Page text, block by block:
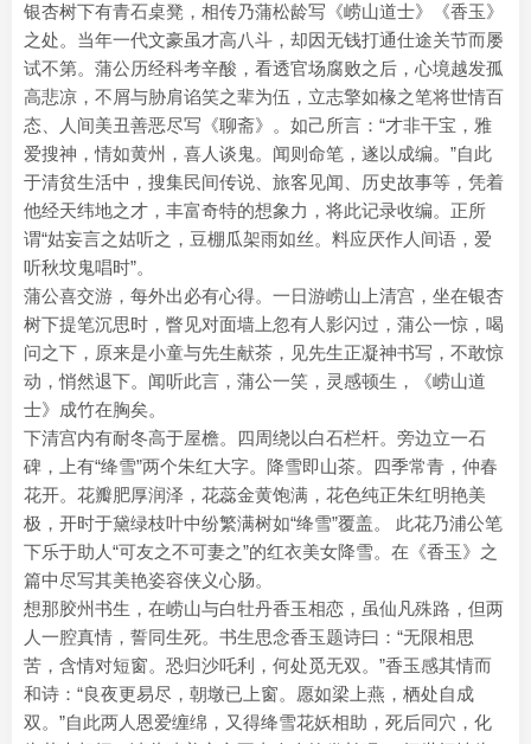
银杏树下有青石桌凳，相传乃蒲松龄写《崂山道士》《香玉》
之处。当年一代文豪虽才高八斗，却因无钱打通仕途关节而屡
试不第。蒲公历经科考辛酸，看透官场腐败之后，心境越发孤
高悲凉，不屑与胁肩谄笑之辈为伍，立志擎如椽之笔将世情百
态、人间美丑善恶尽写《聊斋》。如己所言：“才非干宝，雅
爱搜神，情如黄州，喜人谈鬼。闻则命笔，遂以成编。”自此
于清贫生活中，搜集民间传说、旅客见闻、历史故事等，凭着
他经天纬地之才，丰富奇特的想象力，将此记录收编。正所
谓“姑妄言之姑听之，豆棚瓜架雨如丝。料应厌作人间语，爱
听秋坟鬼唱时”。
蒲公喜交游，每外出必有心得。一日游崂山上清宫，坐在银杏
树下提笔沉思时，瞥见对面墙上忽有人影闪过，蒲公一惊，喝
问之下，原来是小童与先生献茶，见先生正凝神书写，不敢惊
动，悄然退下。闻听此言，蒲公一笑，灵感顿生，《崂山道
士》成竹在胸矣。
下清宫内有耐冬高于屋檐。四周绕以白石栏杆。旁边立一石
碑，上有“绛雪”两个朱红大字。降雪即山茶。四季常青，仲春
花开。花瓣肥厚润泽，花蕊金黄饱满，花色纯正朱红明艳美
极，开时于黛绿枝叶中纷繁满树如“绛雪”覆盖。 此花乃浦公笔
下乐于助人“可友之不可妻之”的红衣美女降雪。在《香玉》之
篇中尽写其美艳姿容侠义心肠。
想那胶州书生，在崂山与白牡丹香玉相恋，虽仙凡殊路，但两
人一腔真情，誓同生死。书生思念香玉题诗曰：“无限相思
苦，含情对短窗。恐归沙吒利，何处觅无双。”香玉感其情而
和诗：“良夜更易尽，朝墩已上窗。愿如梁上燕，栖处自成
双。”自此两人恩爱缠绵，又得绛雪花妖相助，死后同穴，化